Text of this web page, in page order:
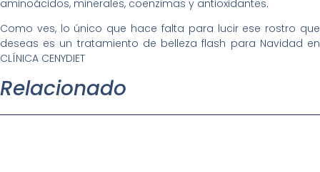
aminoácidos, minerales, coenzimas y antioxidantes.
Como ves, lo único que hace falta para lucir ese rostro que
deseas es un tratamiento de belleza flash para Navidad en
CLÍNICA CENYDIET
Relacionado